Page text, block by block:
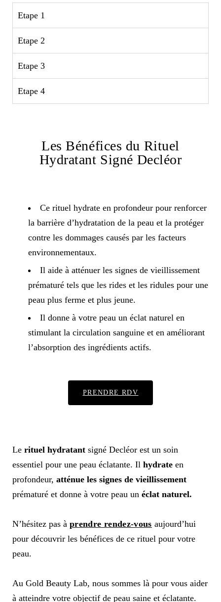
Etape 1
Etape 2
Etape 3
Etape 4
Les Bénéfices du Rituel
Hydratant Signé Decléor
Ce rituel hydrate en profondeur pour renforcer
la barrière d’hydratation de la peau et la protéger
contre les dommages causés par les facteurs
environnementaux.
Il aide à atténuer les signes de vieillissement
prématuré tels que les rides et les ridules pour une
peau plus ferme et plus jeune.
Il donne à votre peau un éclat naturel en
stimulant la circulation sanguine et en améliorant
l’absorption des ingrédients actifs.
PRENDRE RDV
Le rituel hydratant signé Decléor est un soin
essentiel pour une peau éclatante. Il hydrate en
profondeur, atténue les signes de vieillissement
prématuré et donne à votre peau un éclat naturel.
N’hésitez pas à prendre rendez-vous aujourd’hui
pour découvrir les bénéfices de ce rituel pour votre
peau.
Au Gold Beauty Lab, nous sommes là pour vous aider
à atteindre votre objectif de peau saine et éclatante.